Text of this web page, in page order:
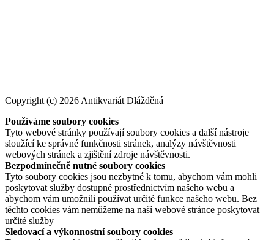
Copyright (c) 2026 Antikvariát Dlážděná
Používáme soubory cookies
Tyto webové stránky používají soubory cookies a další nástroje
sloužící ke správné funkčnosti stránek, analýzy návštěvnosti
webových stránek a zjištění zdroje návštěvnosti.
Bezpodmínečně nutné soubory cookies
Tyto soubory cookies jsou nezbytné k tomu, abychom vám mohli
poskytovat služby dostupné prostřednictvím našeho webu a
abychom vám umožnili používat určité funkce našeho webu. Bez
těchto cookies vám nemůžeme na naší webové stránce poskytovat
určité služby
Sledovací a výkonnostní soubory cookies